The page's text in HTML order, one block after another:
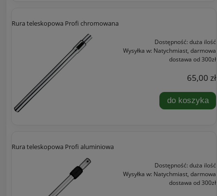
Rura teleskopowa Profi chromowana
Dostępność: duża ilość
Wysyłka w: Natychmiast, darmowa
dostawa od 300zł
65,00 zł
do koszyka
Rura teleskopowa Profi aluminiowa
Dostępność: duża ilość
Wysyłka w: Natychmiast, darmowa
dostawa od 300zł